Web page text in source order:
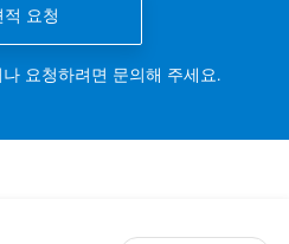
적 요청
요청하려면 문의해 주세요.